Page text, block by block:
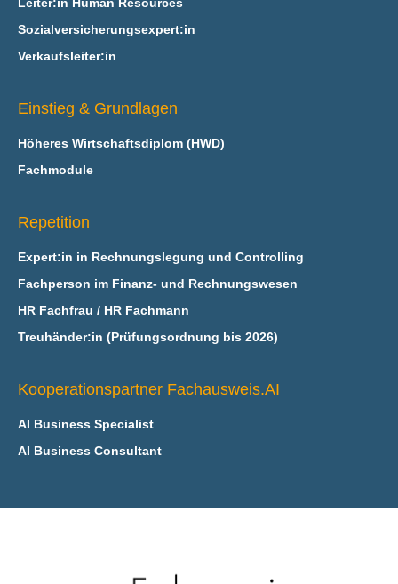
Sozialversicherungsexpert:in
Verkaufsleiter:in
Einstieg & Grundlagen
Höheres Wirtschaftsdiplom (HWD)
Fachmodule
Repetition
Expert:in in Rechnungslegung und Controlling
Fachperson im Finanz- und Rechnungswesen
HR Fachfrau / HR Fachmann
Treuhänder:in (Prüfungsordnung bis 2026)
Kooperationspartner Fachausweis.AI
AI Business Specialist
AI Business Consultant